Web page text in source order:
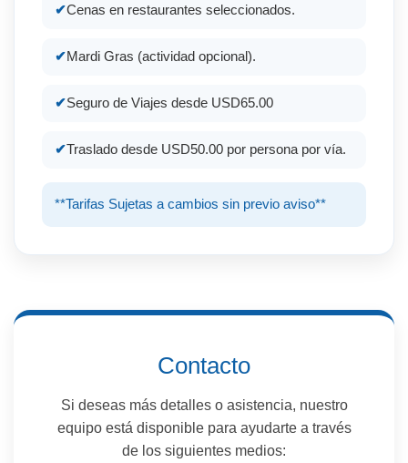
Cenas en restaurantes seleccionados.
Mardi Gras (actividad opcional).
Seguro de Viajes desde USD65.00
Traslado desde USD50.00 por persona por vía.
**Tarifas Sujetas a cambios sin previo aviso**
Contacto
Si deseas más detalles o asistencia, nuestro
equipo está disponible para ayudarte a través
de los siguientes medios: